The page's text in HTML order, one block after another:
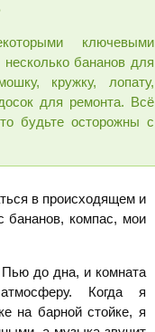
ключевыми
бананов для
кружку, лопату,
для ремонта. Всё
будьте осторожны с
в происходящем и
бананов, компас, мои
до дна, и комната
Когда я
на барной стойке, я